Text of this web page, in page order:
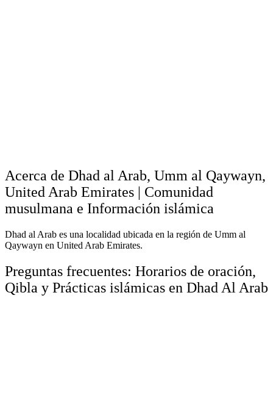
Acerca de Dhad al Arab, Umm al Qaywayn,
United Arab Emirates | Comunidad
musulmana e Información islámica
Dhad al Arab es una localidad ubicada en la región de Umm al
Qaywayn en United Arab Emirates.
Preguntas frecuentes: Horarios de oración,
Qibla y Prácticas islámicas en Dhad Al Arab